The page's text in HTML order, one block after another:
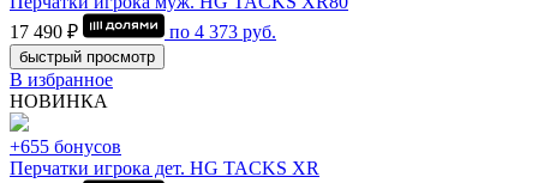
17 490 ₽
по 4 373 руб.
быстрый просмотр
В избранное
НОВИНКА
+655 бонусов
Перчатки игрока дет. HG TACKS XR